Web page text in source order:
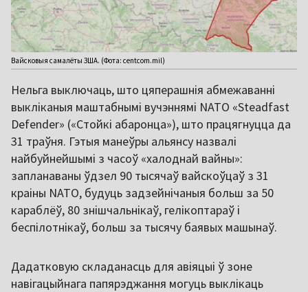
Вайсковыя самалёты ЗША. (Фота: centcom.mil)
Нельга выключаць, што цяперашнія абмежаванні
выкліканыя маштабнымі вучэннямі NATO «Steadfast
Defender» («Стойкі абаронца»), што працягнуцца да
31 траўня. Гэтыя манеўры альянсу назвалі
найбуйнейшымі з часоў «халоднай вайны»:
запланаваны ўдзел 90 тысячаў вайскоўцаў з 31
краіны NATO, будуць задзейнічаныя больш за 50
караблёў, 80 знішчальнікаў, гелікоптараў і
беспілотнікаў, больш за тысячу баявых машынаў.
Дадатковую складанасць для авіяцыі ў зоне
навігацыйнага папярэджання могуць выклікаць